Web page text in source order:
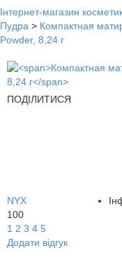
Інтернет-магазин
Пудра > Компактная
Powder, 8,24 г
ПОДІЛИТИСЯ
NYX
100
1 2 3 4 5
Додати відгук